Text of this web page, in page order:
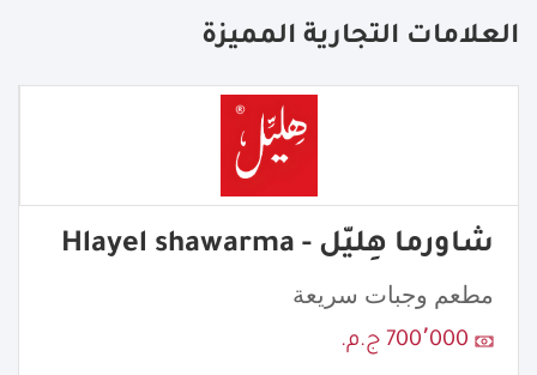
العلامات التجارية المميزة
شاورما هِليّل - Hlayel shawarma
مطعم وجبات سريعة
700٬000 ج.م.